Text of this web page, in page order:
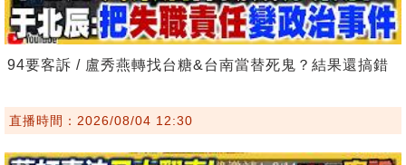
94要客訴 / 盧秀燕轉找台糖&台南當替死鬼？結果還搞錯
直播時間：2026/08/04 12:30